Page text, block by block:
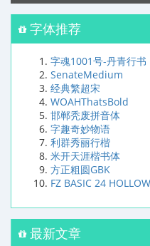
字体推荐
字魂1001号-丹青行书
SenateMedium
经典繁超宋
WOAHThatsBold
邯郸秃废拼音体
字趣奇妙物语
利群秀丽行楷
米开天涯楷书体
方正粗圆GBK
FZ BASIC 24
最新文章